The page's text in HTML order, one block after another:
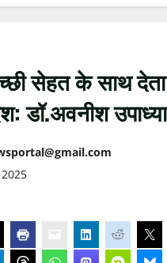
सेहत के साथ देता
डॉ.अवनीश